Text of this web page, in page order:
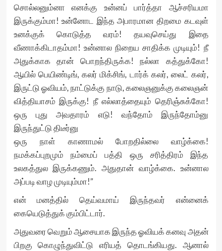
சொல்லனும்னா எனக்கு உன்னப் பார்த்தா ஆச்சரியமா
இருக்கும்மா! உன்னோட இந்த அபாரமான திறமை கடவுள்
உனக்குக் கொடுத்த வரம்! தயவுசெய்து இதை
வீணாக்கிடாதம்மா! உன்னால நிறைய சாதிக்க முடியும்! நீ
அதுக்காக தான் பொறந்திருக்க! நல்லா கத்துக்கோ!
ஆயில் பெயிண்டிங், கலர் மிக்சிங், டார்க் கலர், லைட் கலர்,
இருட்டு ஓவியம், நாட்டுக்கு நாடு, கலைஞனுக்கு கலைஞன்
வித்தியாசம் இருக்கு! நீ எல்லாத்தையும் தெரிஞ்சுக்கோ!
ஒரு புது அவதாரம் எடு! வந்தோம் இருந்தோம்னு
இருந்துட்டு திடீர்னு
ஒரு நாள் காணாமல் போறதில்லை வாழ்க்கை!
நமக்கப்புறமும் நம்மைப் பத்தி ஒரு சரித்திரம் இந்த
உலகத்துல இருக்கணும். அதுதான் வாழ்க்கை. உன்னால
அப்படி வாழ முடியும்மா!”
என் மனத்தில் தெய்வமாய் இருந்தவர் என்னைக்
கையெடுத்துக் கும்பிட்டார்.
அதுவரை வெறும் ஆசையாக இருந்த ஓவியக் கனவு அதன்
பிறகு கொழுந்துவிட்டு எரியத் தொடங்கியது. ஆனால்